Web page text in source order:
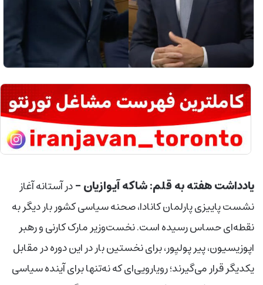
یادداشت هفتهبه قلم: شاکه آیوازیان –در آستانه آغاز
نشست پاییزی پارلمان کانادا، صحنه سیاسی کشور بار دیگر به
نقطه‌ای حساس رسیده است. نخست‌وزیر مارک کارنی و رهبر
اپوزیسیون، پیر پولیِور، برای نخستین بار در این دوره در مقابل
یکدیگر قرار می‌گیرند؛ رویارویی‌ای که نه‌تنها برای آینده سیاسی